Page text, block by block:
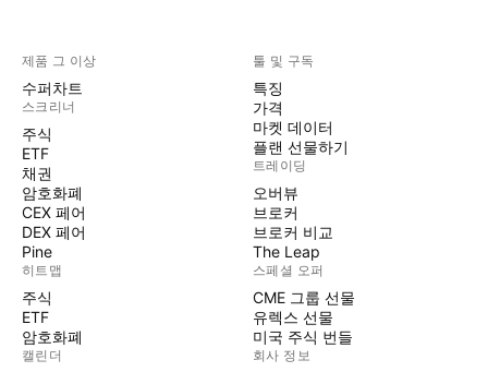
제품 그 이상
수퍼차트
스크리너
주식
ETF
채권
암호화폐
CEX 페어
DEX 페어
Pine
히트맵
주식
ETF
암호화폐
캘린더
툴 및 구독
특징
가격
마켓 데이터
플랜 선물하기
트레이딩
오버뷰
브로커
브로커 비교
The Leap
스페셜 오퍼
CME 그룹 선물
유렉스 선물
미국 주식 번들
회사 정보